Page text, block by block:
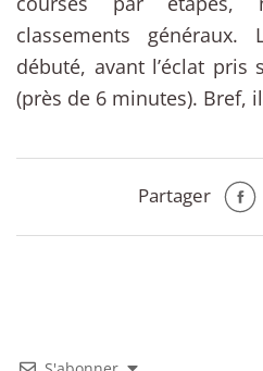
classements
débuté, avant l’éclat
(près de 6 minutes). Bref,
Partager